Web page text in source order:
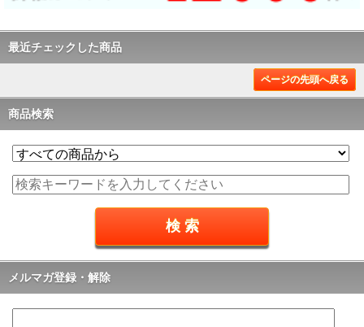
最近チェックした商品
ページの先頭へ戻る
商品検索
メルマガ登録・解除